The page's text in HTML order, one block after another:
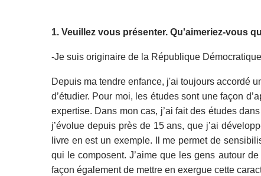
1. Veuillez vous présenter. Qu'aimeriez-vous
-Je suis originaire de la République
Depuis ma tendre enfance, j'ai toujours accordé
d’étudier. Pour moi, les études sont une façon
expertise. Dans mon cas, j’ai fait des études
j’évolue depuis près de 15 ans, que j’ai
livre en est un exemple. Il me permet de
qui le composent. J’aime que les gens autour
façon également de mettre en exergue cette